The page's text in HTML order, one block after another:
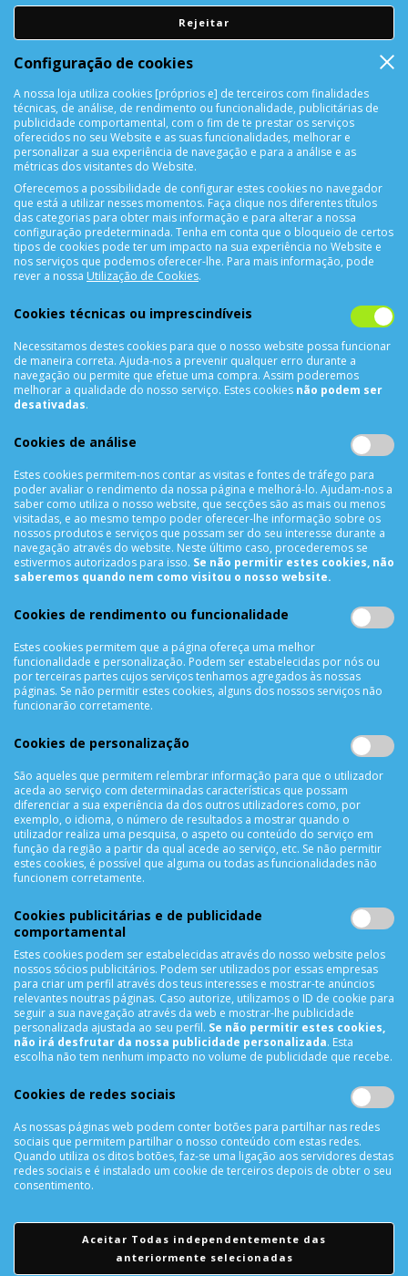
DEVOLUÇÕES
Devolução Garantida!
SUPORTE ONLINE
CONTACTOS
4450-042 Matosinhos Portugal
comercial@cellrepair.pt
vendas@cellrepair.pt
229 380 496 Chamada para a rede fixa nacional
910991733
Segunda a Sexta das 10h00 às 19h00
Sábado das 9h00 às 13h00
INFORMAÇÕES
Termos & Condições
Política de Privacidade
Trocas & Devoluções
Métodos de Pagamento
Resolução de Litígios
Livro de reclamações
APOIO AO CLIENTE
Criar Conta
As Minhas Encomendas
Lista de Desejos
Solicitar uma Devolução
Expedição
Utilização de Cookies
NEWSLETTER
REDES SOCIAIS
Rejeitar
Configuração de cookies
A nossa loja utiliza cookies [próprios e] de terceiros com finalidades
técnicas, de análise, de rendimento ou funcionalidade, publicitárias de
publicidade comportamental, com o fim de te prestar os serviços
oferecidos no seu Website e as suas funcionalidades, melhorar e
personalizar a sua experiência de navegação e para a análise e as
métricas dos visitantes do Website.
Oferecemos a possibilidade de configurar estes cookies no navegador
que está a utilizar nesses momentos. Faça clique nos diferentes títulos
das categorias para obter mais informação e para alterar a nossa
configuração predeterminada. Tenha em conta que o bloqueio de certos
tipos de cookies pode ter um impacto na sua experiência no Website e
nos serviços que podemos oferecer-lhe. Para mais informação, pode
rever a nossa Utilização de Cookies.
Cookies técnicas ou imprescindíveis
Necessitamos destes cookies para que o nosso website possa funcionar
de maneira correta. Ajuda-nos a prevenir qualquer erro durante a
navegação ou permite que efetue uma compra. Assim poderemos
melhorar a qualidade do nosso serviço. Estes cookies não podem ser
desativadas.
Cookies de análise
Estes cookies permitem-nos contar as visitas e fontes de tráfego para
poder avaliar o rendimento da nossa página e melhorá-lo. Ajudam-nos a
saber como utiliza o nosso website, que secções são as mais ou menos
visitadas, e ao mesmo tempo poder oferecer-lhe informação sobre os
nossos produtos e serviços que possam ser do seu interesse durante a
navegação através do website. Neste último caso, procederemos se
estivermos autorizados para isso. Se não permitir estes cookies, não
saberemos quando nem como visitou o nosso website.
Cookies de rendimento ou funcionalidade
Estes cookies permitem que a página ofereça uma melhor
funcionalidade e personalização. Podem ser estabelecidas por nós ou
por terceiras partes cujos serviços tenhamos agregados às nossas
páginas. Se não permitir estes cookies, alguns dos nossos serviços não
funcionarão corretamente.
Cookies de personalização
São aqueles que permitem relembrar informação para que o utilizador
aceda ao serviço com determinadas características que possam
diferenciar a sua experiência da dos outros utilizadores como, por
exemplo, o idioma, o número de resultados a mostrar quando o
utilizador realiza uma pesquisa, o aspeto ou conteúdo do serviço em
função da região a partir da qual acede ao serviço, etc. Se não permitir
estes cookies, é possível que alguma ou todas as funcionalidades não
funcionem corretamente.
Cookies publicitárias e de publicidade
comportamental
Estes cookies podem ser estabelecidas através do nosso website pelos
nossos sócios publicitários. Podem ser utilizados por essas empresas
para criar um perfil através dos teus interesses e mostrar-te anúncios
relevantes noutras páginas. Caso autorize, utilizamos o ID de cookie para
seguir a sua navegação através da web e mostrar-lhe publicidade
personalizada ajustada ao seu perfil. Se não permitir estes cookies,
não irá desfrutar da nossa publicidade personalizada. Esta
escolha não tem nenhum impacto no volume de publicidade que recebe.
Cookies de redes sociais
As nossas páginas web podem conter botões para partilhar nas redes
sociais que permitem partilhar o nosso conteúdo com estas redes.
Quando utiliza os ditos botões, faz-se uma ligação aos servidores destas
redes sociais e é instalado um cookie de terceiros depois de obter o seu
consentimento.
Aceitar Todas independentemente das
anteriormente selecionadas